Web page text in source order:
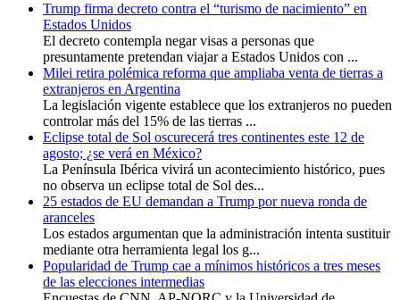
Trump firma decreto contra el “turismo de nacimiento” en
Estados Unidos
El decreto contempla negar visas a personas que
presuntamente pretendan viajar a Estados Unidos con ...
Milei retira polémica reforma que ampliaba venta de tierras a
extranjeros en Argentina
La legislación vigente establece que los extranjeros no pueden
controlar más del 15% de las tierras ...
Eclipse total de Sol oscurecerá tres continentes este 12 de
agosto; ¿se verá en México?
La Península Ibérica vivirá un acontecimiento histórico, pues
no observa un eclipse total de Sol des...
25 estados de EU demandan a Trump por nueva ronda de
aranceles
Los estados argumentan que la administración intenta sustituir
mediante otra herramienta legal los g...
Popularidad de Trump cae a mínimos históricos a tres meses
de las elecciones intermedias